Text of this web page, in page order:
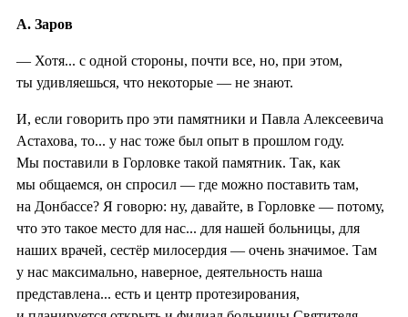
А. Заров
— Хотя... с одной стороны, почти все, но, при этом,
ты удивляешься, что некоторые — не знают.
И, если говорить про эти памятники и Павла Алексеевича
Астахова, то... у нас тоже был опыт в прошлом году.
Мы поставили в Горловке такой памятник. Так, как
мы общаемся, он спросил — где можно поставить там,
на Донбассе? Я говорю: ну, давайте, в Горловке — потому,
что это такое место для нас... для нашей больницы, для
наших врачей, сестёр милосердия — очень значимое. Там
у нас максимально, наверное, деятельность наша
представлена... есть и центр протезирования,